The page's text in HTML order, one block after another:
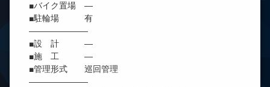
■バイク置場 ―
■駐輪場 有
―――――――
■設 計 ―
■施 工 ―
■管理形式 巡回管理
―――――――